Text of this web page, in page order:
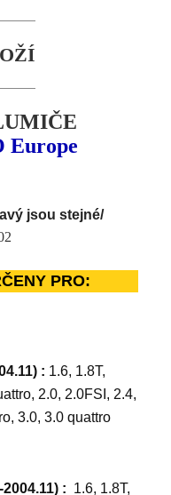
Europe
jsou stejné/
PRO:
: 1.6, 1.8T,
2.0, 2.0FSI, 2.4,
3.0, 3.0 quattro
: 1.6, 1.8T,